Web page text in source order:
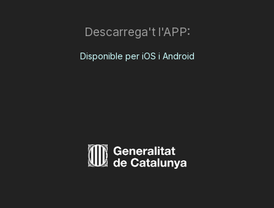
Descarrega't l'APP:
Disponible per iOS i Android